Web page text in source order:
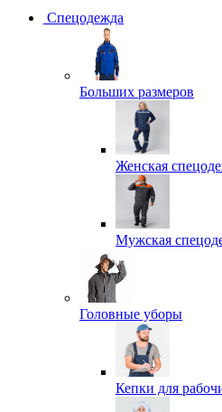
Спецодежда
Больших размеров
Женская
Мужская
Головные уборы
Кепки для